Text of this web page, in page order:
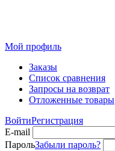
Мой профиль
Заказы
Список сравнения
Запросы на возврат
Отложенные товары
ВойтиРегистрация
E-mail
ПарольЗабыли пароль?